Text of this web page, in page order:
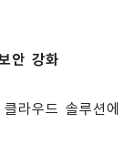
안 강화
라우드 솔루션에